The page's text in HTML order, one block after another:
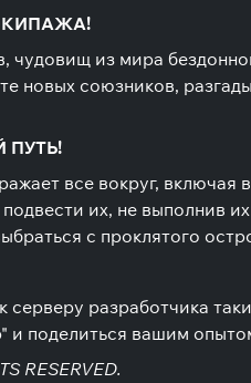
чудовищ из мира
новых союзников,
ПУТЬ!
все вокруг,
их, не выполнив
с проклятого
разработчика
и поделиться вашим
RESERVED.